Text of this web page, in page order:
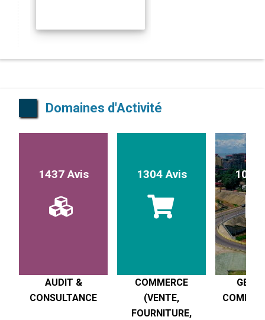
Domaines d'Activité
1437 Avis
AUDIT &
CONSULTANCE
1304 Avis
COMMERCE
(VENTE,
FOURNITURE,
1017